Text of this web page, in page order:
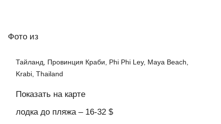
Фото из
Тайланд, Провинция Краби, Phi Phi Ley, Maya Beach,
Krabi, Thailand
Показать на карте
лодка до пляжа – 16-32 $